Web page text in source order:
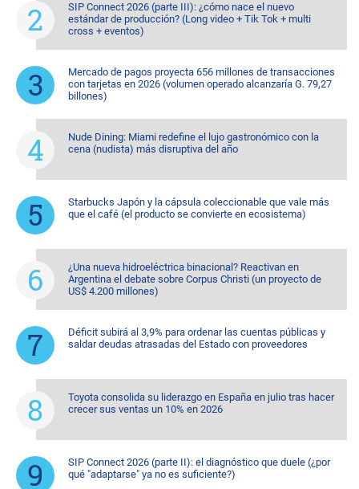
SIP Connect 2026 (parte III): ¿cómo nace el nuevo
estándar de producción? (Long video + Tik Tok + multi
cross + eventos)
Mercado de pagos proyecta 656 millones de transacciones
con tarjetas en 2026 (volumen operado alcanzaría G. 79,27
billones)
Nude Dining: Miami redefine el lujo gastronómico con la
cena (nudista) más disruptiva del año
Starbucks Japón y la cápsula coleccionable que vale más
que el café (el producto se convierte en ecosistema)
¿Una nueva hidroeléctrica binacional? Reactivan en
Argentina el debate sobre Corpus Christi (un proyecto de
US$ 4.200 millones)
Déficit subirá al 3,9% para ordenar las cuentas públicas y
saldar deudas atrasadas del Estado con proveedores
Toyota consolida su liderazgo en España en julio tras hacer
crecer sus ventas un 10% en 2026
SIP Connect 2026 (parte II): el diagnóstico que duele (¿por
qué "adaptarse" ya no es suficiente?)